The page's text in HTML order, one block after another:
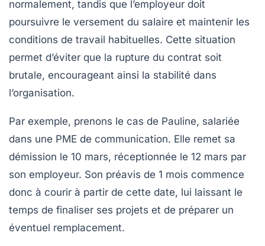
normalement, tandis que l’employeur doit
poursuivre le versement du salaire et maintenir les
conditions de travail habituelles. Cette situation
permet d’éviter que la rupture du contrat soit
brutale, encourageant ainsi la stabilité dans
l’organisation.
Par exemple, prenons le cas de Pauline, salariée
dans une PME de communication. Elle remet sa
démission le 10 mars, réceptionnée le 12 mars par
son employeur. Son préavis de 1 mois commence
donc à courir à partir de cette date, lui laissant le
temps de finaliser ses projets et de préparer un
éventuel remplacement.